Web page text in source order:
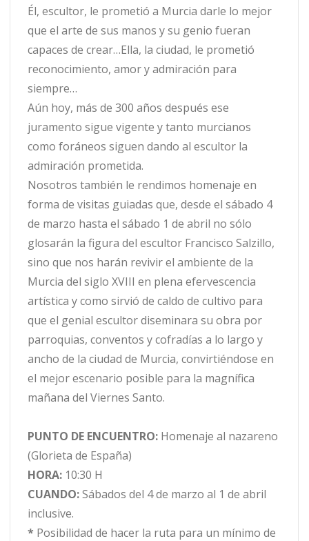
Él, escultor, le prometió a Murcia darle lo mejor
que el arte de sus manos y su genio fueran
capaces de crear…Ella, la ciudad, le prometió
reconocimiento, amor y admiración para
siempre…
Aún hoy, más de 300 años después ese
juramento sigue vigente y tanto murcianos
como foráneos siguen dando al escultor la
admiración prometida.
Nosotros también le rendimos homenaje en
forma de visitas guiadas que, desde el sábado 4
de marzo hasta el sábado 1 de abril no sólo
glosarán la figura del escultor Francisco Salzillo,
sino que nos harán revivir el ambiente de la
Murcia del siglo XVIII en plena efervescencia
artística y como sirvió de caldo de cultivo para
que el genial escultor diseminara su obra por
parroquias, conventos y cofradías a lo largo y
ancho de la ciudad de Murcia, convirtiéndose en
el mejor escenario posible para la magnífica
mañana del Viernes Santo.
PUNTO DE ENCUENTRO: Homenaje al nazareno
(Glorieta de España)
HORA: 10:30 H
CUANDO:Sábados del 4 de marzo al 1 de abril
inclusive.
* Posibilidad de hacer la ruta para un mínimo de